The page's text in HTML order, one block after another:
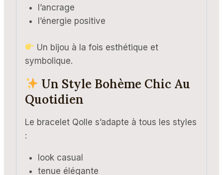
l’ancrage
l’énergie positive
Un bijou à la fois esthétique et
symbolique.
Un Style Bohème Chic Au
Quotidien
Le bracelet Qolle s’adapte à tous les styles
:
look casual
tenue élégante